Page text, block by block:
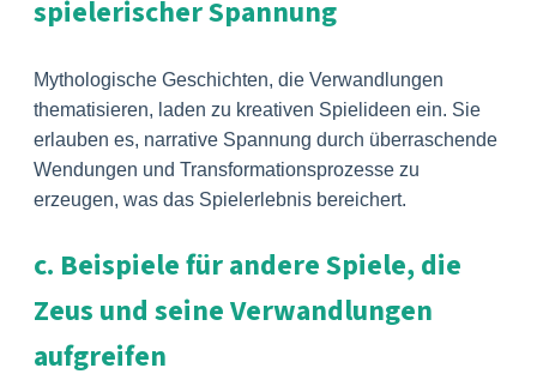
spielerischer Spannung
Mythologische Geschichten, die Verwandlungen
thematisieren, laden zu kreativen Spielideen ein. Sie
erlauben es, narrative Spannung durch überraschende
Wendungen und Transformationsprozesse zu
erzeugen, was das Spielerlebnis bereichert.
c. Beispiele für andere Spiele, die
Zeus und seine Verwandlungen
aufgreifen